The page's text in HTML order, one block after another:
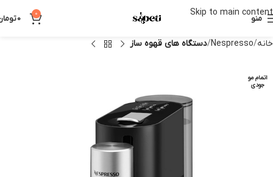
Skip to main content
منو 0
0
خانه Nespresso دستگاه های قهوه ساز
اتمام مو
جودی